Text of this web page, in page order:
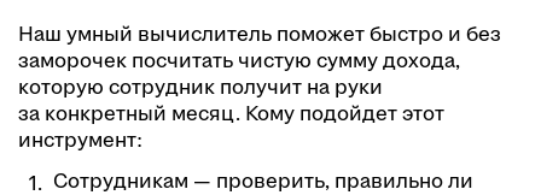
Наш умный вычислитель поможет быстро и без
заморочек посчитать чистую сумму дохода,
которую сотрудник получит на руки
за конкретный месяц. Кому подойдет этот
инструмент:
Сотрудникам — проверить, правильно ли